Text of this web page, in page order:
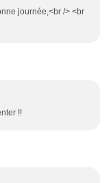
journée,<br /> <br
!!